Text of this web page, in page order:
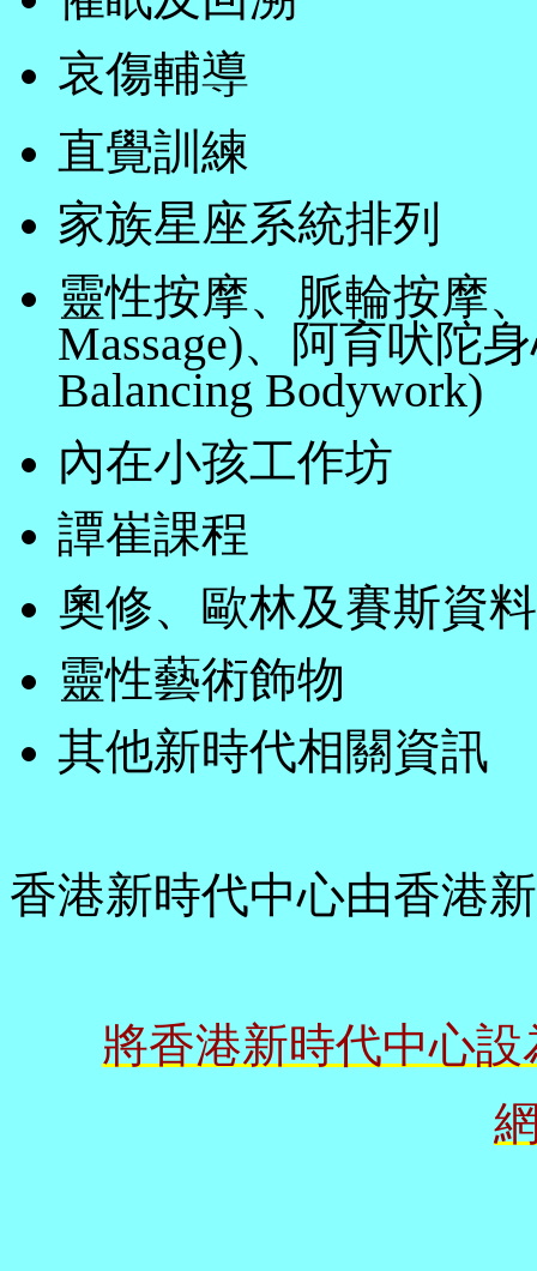
哀傷輔導
直覺訓練
家族星座系統排列
靈性按摩、脈輪按摩
Massage)、阿育吠陀
Balancing Bodywork)
內在小孩工作坊
譚崔課程
奧修、歐林及賽斯資料
靈性藝術飾物
其他新時代相關資訊
香港新時代中心由香港
將香港新時代中心